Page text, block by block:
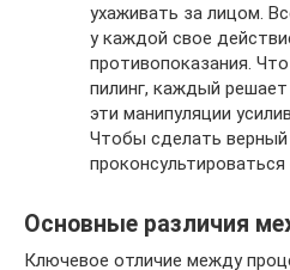
ухаживать за лицом.
у каждой свое
противопоказания.
пилинг, каждый
эти манипуляции
Чтобы сделать
Основные различия
Ключевое отличие между